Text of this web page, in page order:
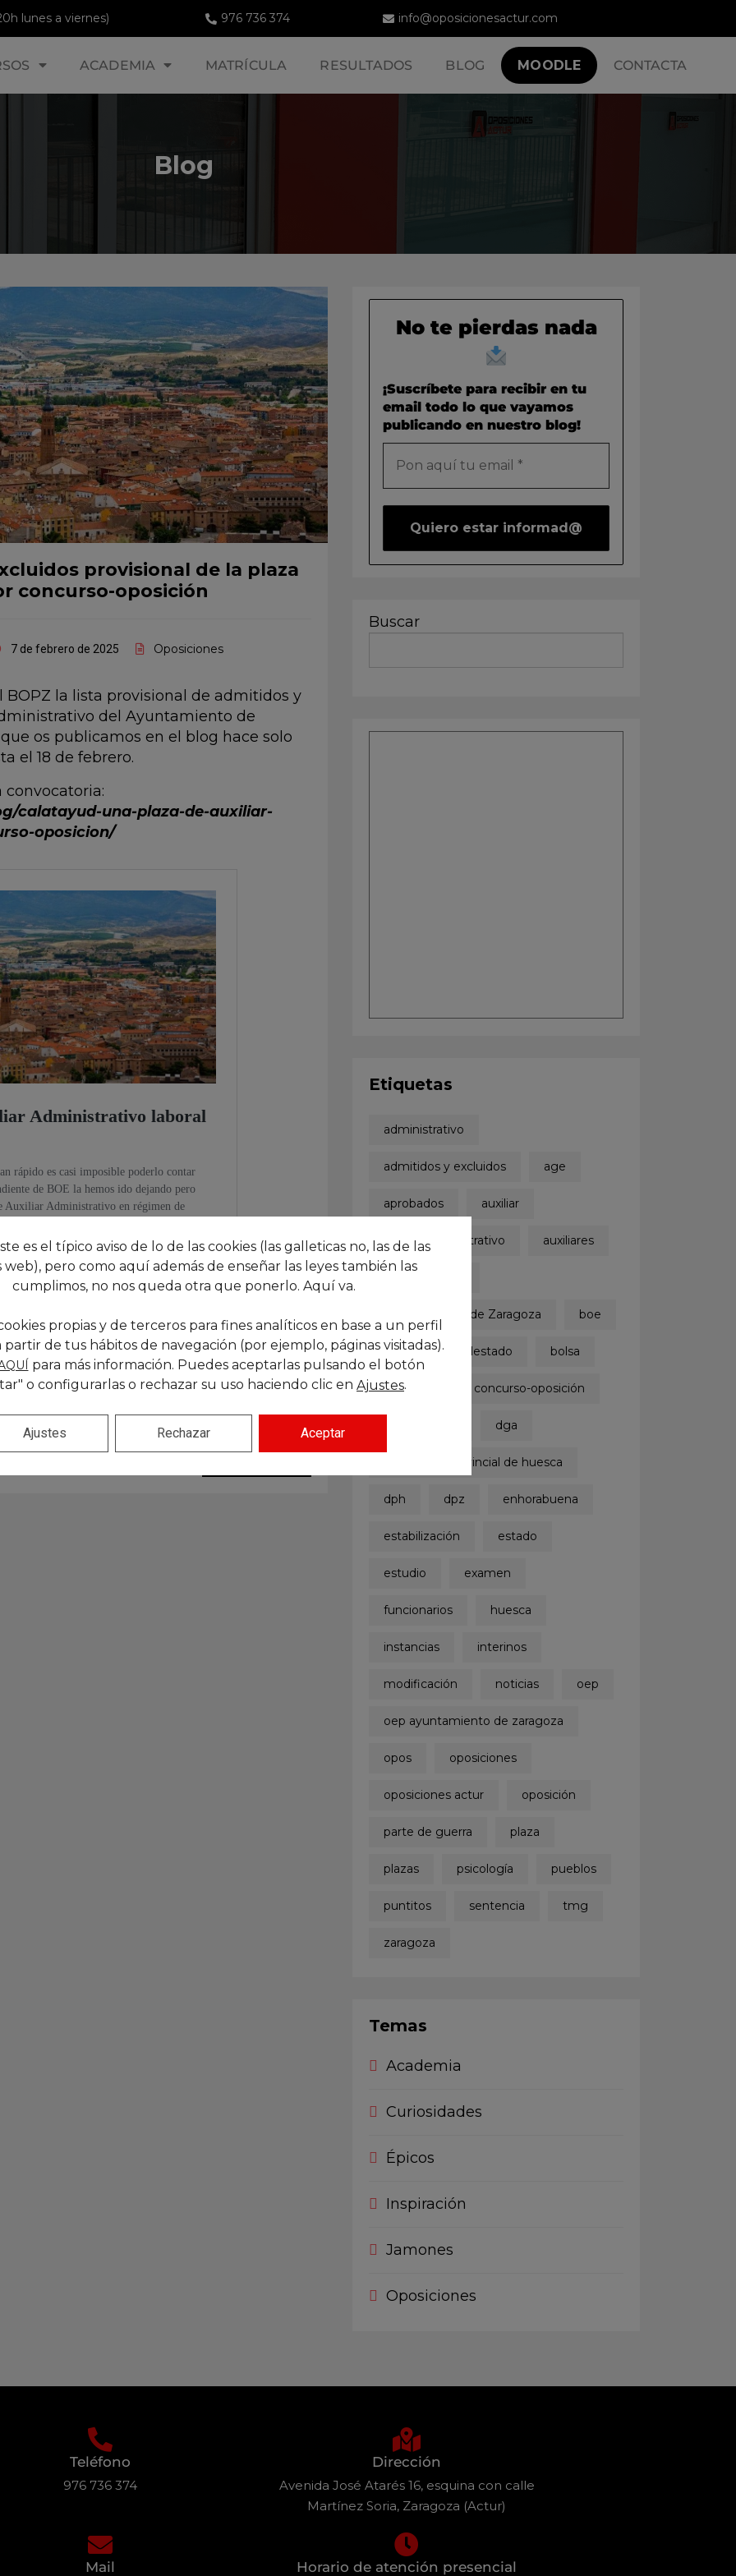
lunes a viernes) 976 736 374 info@oposicionesactur.com
ACADEMIA MATRÍCULA RESULTADOS BLOG MOODLE CONTACTA
Blog
provisional de la plaza
concurso-oposición
7 de febrero de 2025 Oposiciones
la lista provisional de admitidos y
del Ayuntamiento de
os publicamos en el blog hace solo
el 18 de febrero.
convocatoria:
calatayud-una-plaza-de-auxiliar-
oposicion/
No te pierdas nada
¡Suscríbete para recibir en tu
email todo lo que vayamos
publicando en nuestro blog!
Buscar
Etiquetas
administrativo
admitidos y excluidos age
aprobados auxiliar
auxiliar administrativo auxiliares
Ayuntamiento de Zaragoza boe
boletinoficialdelestado bolsa
concurso concurso-oposición
dga
diputación provincial de huesca
dph dpz enhorabuena
estabilización estado
estudio examen
funcionarios huesca
instancias interinos
modificación noticias oep
oep ayuntamiento de zaragoza
opos oposiciones
oposiciones actur oposición
parte de guerra plaza
plazas psicología pueblos
puntitos sentencia tmg
zaragoza
Temas
Academia
Curiosidades
Épicos
Inspiración
Jamones
Oposiciones
Teléfono
976 736 374
Mail
Dirección
Avenida José Atarés 16, esquina con calle
Martínez Soria, Zaragoza (Actur)
Horario de atención presencial
es el típico aviso de lo de las cookies (las galleticas no, las de las
web), pero como aquí además de enseñar las leyes también las
cumplimos, no nos queda otra que ponerlo. Aquí va.
propias y de terceros para fines analíticos en base a un perfil
partir de tus hábitos de navegación (por ejemplo, páginas visitadas).
para más información. Puedes aceptarlas pulsando el botón
o configurarlas o rechazar su uso haciendo clic en Ajustes.
Aceptar
Rechazar
Ajustes